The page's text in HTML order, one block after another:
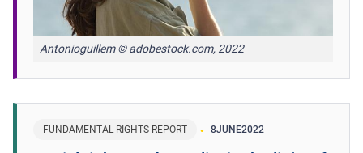
Antonioguillem © adobestock.com, 2022
FUNDAMENTAL RIGHTS REPORT 8JUNE2022